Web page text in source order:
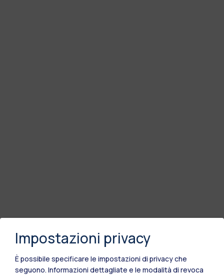
Impostazioni privacy
È possibile specificare le impostazioni di privacy che
seguono. Informazioni dettagliate e le modalità di revoca